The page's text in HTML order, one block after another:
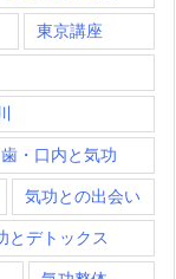
東京講座
歯・口内と気功
気功との出会い
とデトックス